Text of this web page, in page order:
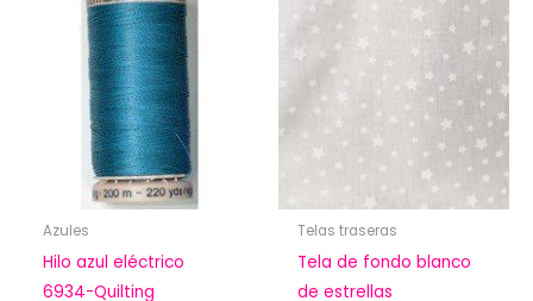
Azules
Hilo azul eléctrico
6934-Quilting
Telas traseras
Tela de fondo blanco
de estrellas